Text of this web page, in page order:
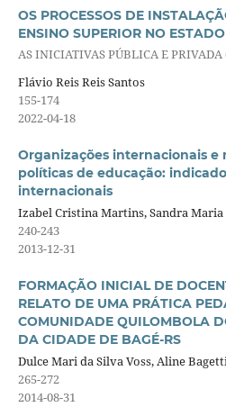
OS PROCESSOS DE
ENSINO SUPERIOR NO
AS INICIATIVAS PÚBLICA E PRIVADA
Flávio Reis Reis Santos
155-174
2022-04-18
Organizações internacionais e
políticas de educação:
internacionais
Izabel Cristina Martins, Sandra Maria
240-243
2013-12-31
FORMAÇÃO INICIAL DE
RELATO DE UMA PRÁTICA
COMUNIDADE QUILOMBOLA
DA CIDADE DE BAGÉ-RS
Dulce Mari da Silva Voss, Aline
265-272
2014-08-31